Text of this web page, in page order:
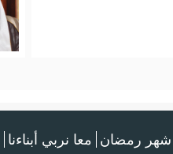
شهر رمضان معا نربي أبناءنا